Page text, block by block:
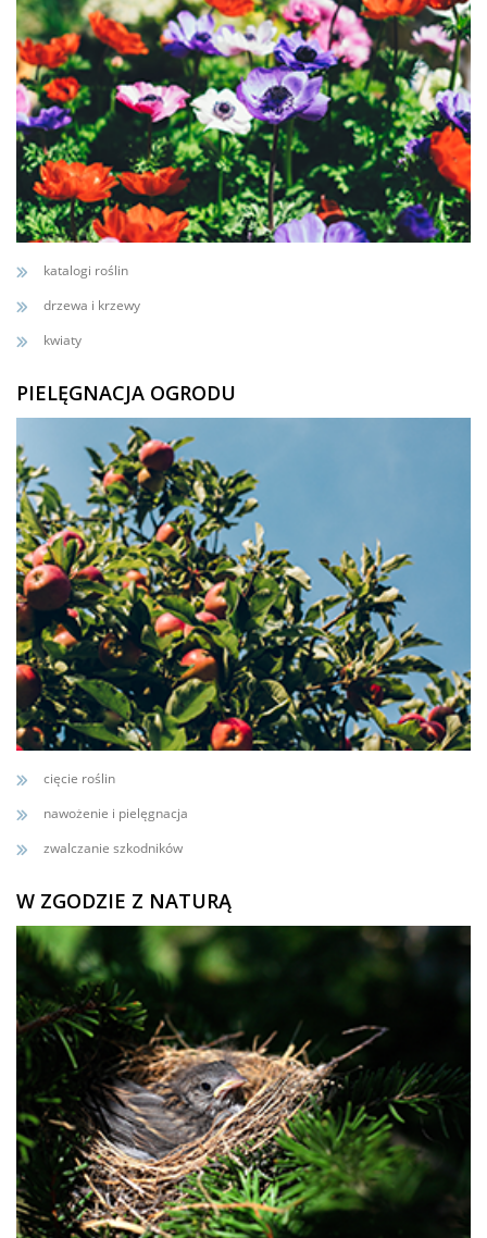
katalogi roślin
drzewa i krzewy
kwiaty
PIELĘGNACJA OGRODU
cięcie roślin
nawożenie i pielęgnacja
zwalczanie szkodników
W ZGODZIE Z NATURĄ